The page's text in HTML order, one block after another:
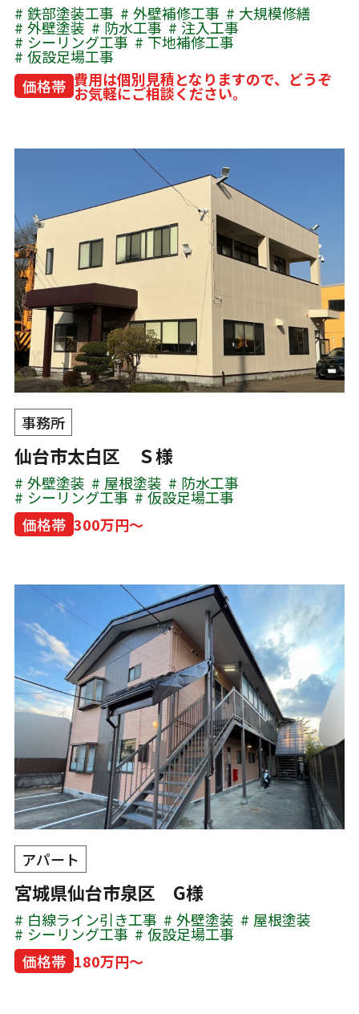
鉄部塗装工事 外壁補修工事 大規模修繕
外壁塗装 防水工事 注入工事
シーリング工事 下地補修工事
仮設足場工事
価格帯 費用は個別見積となりますので、どうぞ
お気軽にご相談ください。
事務所
仙台市太白区 Ｓ様
外壁塗装 屋根塗装 防水工事
シーリング工事
仮設足場工事
価格帯 300万円～
アパート
宮城県仙台市泉区 G様
白線ライン引き工事 外壁塗装 屋根塗装
シーリング工事
仮設足場工事
価格帯 180万円～